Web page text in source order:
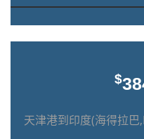
$
天津港到印度(海得拉